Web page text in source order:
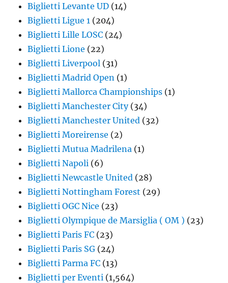
Biglietti Levante UD (14)
Biglietti Ligue 1 (204)
Biglietti Lille LOSC (24)
Biglietti Lione (22)
Biglietti Liverpool (31)
Biglietti Madrid Open (1)
Biglietti Mallorca Championships (1)
Biglietti Manchester City(34)
Biglietti Manchester United (32)
Biglietti Moreirense (2)
Biglietti Mutua Madrilena (1)
Biglietti Napoli (6)
Biglietti Newcastle United (28)
Biglietti Nottingham Forest (29)
Biglietti OGC Nice (23)
Biglietti Olympique de Marsiglia ( OM ) (23)
Biglietti Paris FC (23)
Biglietti Paris SG (24)
Biglietti Parma FC (13)
Biglietti per Eventi (1,564)